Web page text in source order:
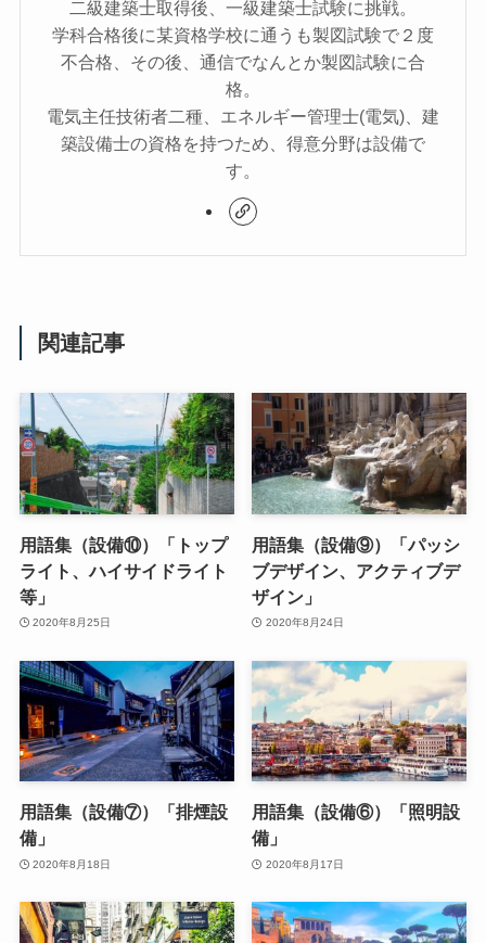
二級建築士取得後、一級建築士試験に挑戦。
学科合格後に某資格学校に通うも製図試験で２度
不合格、その後、通信でなんとか製図試験に合
格。
電気主任技術者二種、エネルギー管理士(電気)、建
築設備士の資格を持つため、得意分野は設備で
す。
関連記事
用語集（設備⑩）「トップ
ライト、ハイサイドライト
等」
2020年8月25日
用語集（設備⑨）「パッシ
ブデザイン、アクティブデ
ザイン」
2020年8月24日
用語集（設備⑦）「排煙設
備」
2020年8月18日
用語集（設備⑥）「照明設
備」
2020年8月17日